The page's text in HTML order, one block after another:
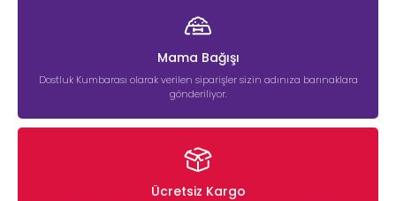
Mama Bağışı
Dostluk Kumbarası olarak verilen siparişler sizin adınıza barınaklara
gönderiliyor.
Ücretsiz Kargo